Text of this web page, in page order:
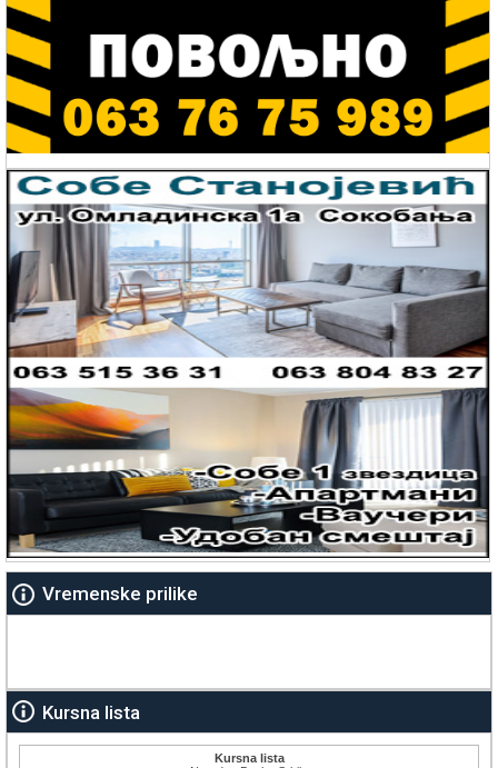
Vremenske prilike
Kursna lista